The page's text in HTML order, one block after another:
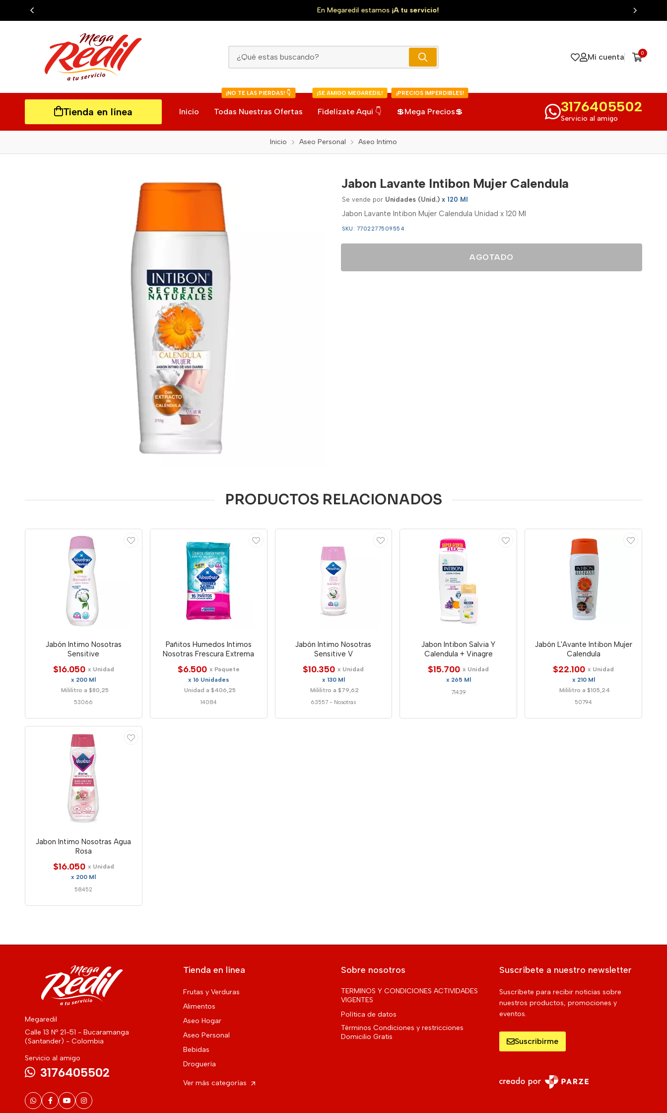
Jabon Lavante Intibon Mujer Calendula
En Megaredil estamos¡A tu servicio!
Mi cuenta 0
Tienda en línea Inicio Todas Nuestras Ofertas
¡NO TE LAS PIERDAS! 👇
Fidelízate Aqui 👇
¡SE AMIGO MEGAREDIL!
💲Mega Precios💲
¡PRECIOS IMPERDIBLES!
3176405502
Servicio al amigo
Inicio Aseo Personal Aseo Intimo
Jabon Lavante Intibon Mujer Calendula
Se vende por Unidades (Unid.) x 120 Ml
Jabon Lavante Intibon Mujer Calendula Unidad x 120 Ml
SKU: 7702277509554
AGOTADO
PRODUCTOS RELACIONADOS
Jabón Intimo Nosotras
Sensitive
$16.050 x Unidad
x 200 Ml
Mililitro a $80,25
53066
Pañitos Humedos Intimos
Nosotras Frescura Extrema
$6.500 x Paquete
x 16 Unidades
Unidad a $406,25
14084
Jabón Intimo Nosotras
Sensitive V
$10.350 x Unidad
x 130 Ml
Mililitro a $79,62
63557 - Nosotras
Jabon Intibon Salvia Y
Calendula + Vinagre
$15.700 x Unidad
x 265 Ml
71439
Jabón L'Avante Intibon Mujer
Calendula
$22.100 x Unidad
x 210 Ml
Mililitro a $105,24
50794
Jabon Intimo Nosotras Agua
Rosa
$16.050 x Unidad
x 200 Ml
58452
Megaredil
Calle 13 Nº 21-51 - Bucaramanga
(Santander) - Colombia
Servicio al amigo
3176405502
Tienda en línea
Frutas y Verduras
Alimentos
Aseo Hogar
Aseo Personal
Bebidas
Droguería
Ver más categorías
Sobre nosotros
TERMINOS Y CONDICIONES ACTIVIDADES
VIGENTES
Política de datos
Términos Condiciones y restricciones
Domicilio Gratis
Suscríbete a nuestro newsletter
Suscríbete para recibir noticias sobre
nuestros productos, promociones y
eventos.
Suscribirme